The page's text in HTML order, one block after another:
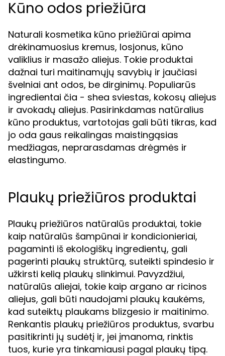
Kūno odos priežiūra
Naturali kosmetika kūno priežiūrai apima
drėkinamuosius kremus, losjonus, kūno
valiklius ir masažo aliejus. Tokie produktai
dažnai turi maitinamųjų savybių ir jaučiasi
švelniai ant odos, be dirginimų. Populiarūs
ingredientai čia - shea sviestas, kokosų aliejus
ir avokadų aliejus. Pasirinkdamas natūralius
kūno produktus, vartotojas gali būti tikras, kad
jo oda gaus reikalingas maistingąsias
medžiagas, neprarasdamas drėgmės ir
elastingumo.
Plaukų priežiūros produktai
Plaukų priežiūros natūralūs produktai, tokie
kaip natūralūs šampūnai ir kondicionieriai,
pagaminti iš ekologiškų ingredientų, gali
pagerinti plaukų struktūrą, suteikti spindesio ir
užkirsti kelią plaukų slinkimui. Pavyzdžiui,
natūralūs aliejai, tokie kaip argano ar ricinos
aliejus, gali būti naudojami plaukų kaukėms,
kad suteiktų plaukams blizgesio ir maitinimo.
Renkantis plaukų priežiūros produktus, svarbu
pasitikrinti jų sudėtį ir, jei įmanoma, rinktis
tuos, kurie yra tinkamiausi pagal plaukų tipą.